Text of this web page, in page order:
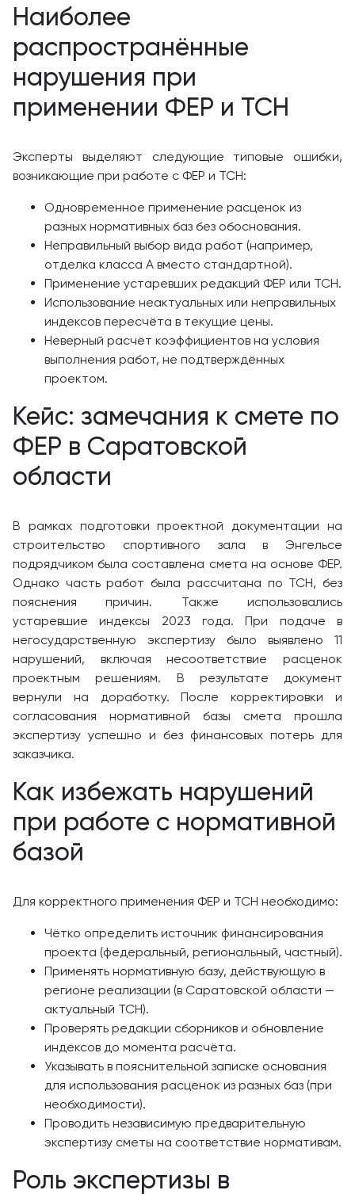
Наиболее
распространённые
нарушения при
применении ФЕР и ТСН
Эксперты выделяют следующие типовые ошибки,
возникающие при работе с ФЕР и ТСН:
Одновременное применение расценок из
разных нормативных баз без обоснования.
Неправильный выбор вида работ (например,
отделка класса А вместо стандартной).
Применение устаревших редакций ФЕР или ТСН.
Использование неактуальных или неправильных
индексов пересчёта в текущие цены.
Неверный расчёт коэффициентов на условия
выполнения работ, не подтверждённых
проектом.
Кейс: замечания к смете по
ФЕР в Саратовской
области
В рамках подготовки проектной документации на
строительство спортивного зала в Энгельсе
подрядчиком была составлена смета на основе ФЕР.
Однако часть работ была рассчитана по ТСН, без
пояснения причин. Также использовались
устаревшие индексы 2023 года. При подаче в
негосударственную экспертизу было выявлено 11
нарушений, включая несоответствие расценок
проектным решениям. В результате документ
вернули на доработку. После корректировки и
согласования нормативной базы смета прошла
экспертизу успешно и без финансовых потерь для
заказчика.
Как избежать нарушений
при работе с нормативной
базой
Для корректного применения ФЕР и ТСН необходимо:
Чётко определить источник финансирования
проекта (федеральный, региональный, частный).
Применять нормативную базу, действующую в
регионе реализации (в Саратовской области —
актуальный ТСН).
Проверять редакции сборников и обновление
индексов до момента расчёта.
Указывать в пояснительной записке основания
для использования расценок из разных баз (при
необходимости).
Проводить независимую предварительную
экспертизу сметы на соответствие нормативам.
Роль экспертизы в